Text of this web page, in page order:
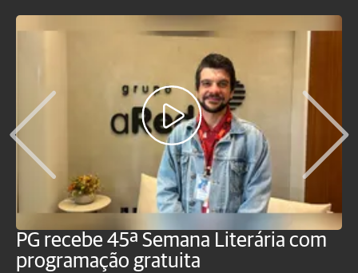
PG recebe 45ª Semana Literária com
programação gratuita